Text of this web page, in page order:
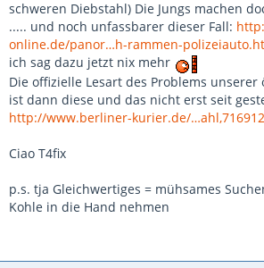
schweren Diebstahl) Die Jungs machen
..... und noch unfassbarer dieser Fall:
online.de/panor…h-rammen-
ich sag dazu jetzt nix mehr
Die offizielle Lesart des Problems
ist dann diese und das nicht erst seit
http://www.berliner-kurier.de/
Ciao T4fix
p.s. tja Gleichwertiges = mühsames
Kohle in die Hand nehmen